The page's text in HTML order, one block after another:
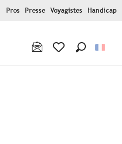
Pros Presse Voyagistes Handicap